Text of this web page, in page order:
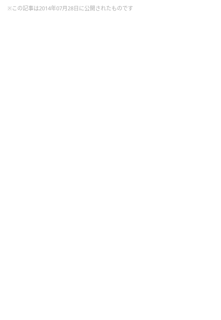
※この記事は2014年07月28日に公開されたものです